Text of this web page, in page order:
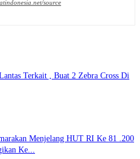
source
Terkait , Buat 2 Zebra Cross Di
Menjelang HUT RI Ke 81 .200
Ke...